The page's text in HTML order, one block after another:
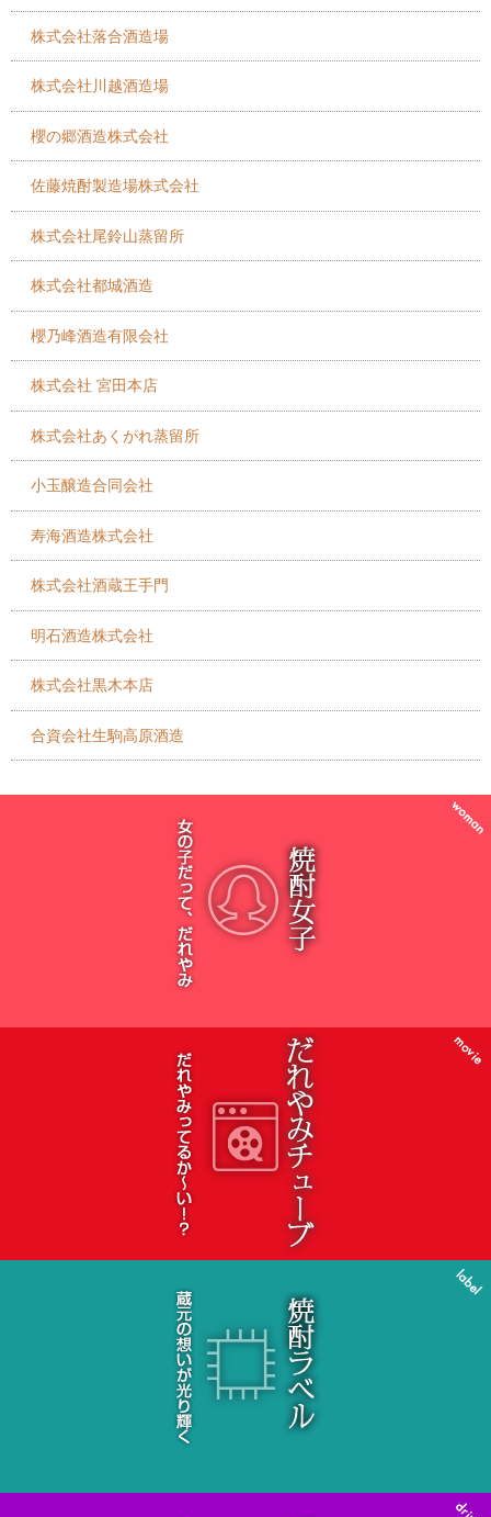
株式会社落合酒造場
株式会社川越酒造場
櫻の郷酒造株式会社
佐藤焼酎製造場株式会社
株式会社尾鈴山蒸留所
株式会社都城酒造
櫻乃峰酒造有限会社
株式会社 宮田本店
株式会社あくがれ蒸留所
小玉醸造合同会社
寿海酒造株式会社
株式会社酒蔵王手門
明石酒造株式会社
株式会社黒木本店
合資会社生駒高原酒造